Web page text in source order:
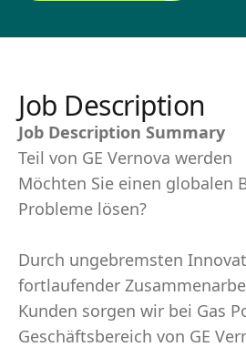
Job Description
Job Description Summary
Teil von GE Vernova werden
Möchten Sie einen globalen
Probleme lösen?
Durch ungebremsten
fortlaufender
Kunden sorgen wir bei Gas
Geschäftsbereich von GE